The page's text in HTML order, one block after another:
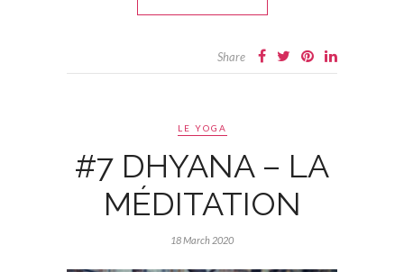
Share
LE YOGA
#7 DHYANA – LA
MÉDITATION
18 March 2020